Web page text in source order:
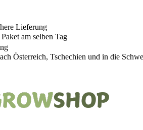
Lieferung
am selben Tag
Österreich, Tschechien und in die